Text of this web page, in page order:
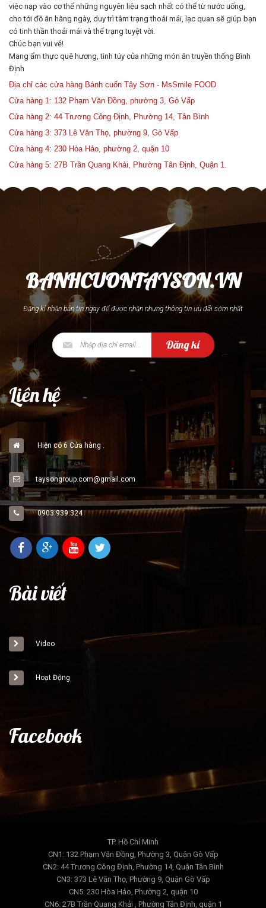
việc nạp vào cơ thể những nguyên liệu sạch nhất có thể từ nước uống,
cho tới đồ ăn hằng ngày, duy trì tâm trạng thoải mái, lạc quan sẽ giúp bạn
có tinh thần thoải mái và thể trạng tuyệt vời.
Chúc bạn vui vẻ!
Mang ẩm thực quê hương, tinh túy của những món ăn truyền thống Bình
Định
Địa chỉ các cửa hàng Bánh cuốn Tây Sơn - MsSmile FOOD
Cửa hàng 1: 132 Phạm Văn Đồng, phường 3, Gò Vấp
Cửa hàng 2: 44 Trương Công Định, Phường 14, Tân Bình
Cửa hàng 3: 373 Lê Văn Thọ, phường 9, Gò Vấp
Cửa hàng 4: 230 Hòa Hảo, phường 2, quận 10
Cửa hàng 5: 27B Trần Quang Khải, Phường Tân Định, Quận 1.
BANHCUONTAYSON.VN
Đăng kí nhận bản tin ngay để được nhận nhưng thông tin ưu đãi sớm nhất
Đăng kí
Liên hệ
Hiện có 6 Cửa hàng .
taysongroup.com@gmail.com
0903.939.324
Bài viết
Video
Hoạt Động
Facebook
TP. Hồ Chí Minh
CN1: 132 Phạm Văn Đồng, Phường 3, Quận Gò Vấp
CN2: 44 Trương Công Định, Phường 14, Quận Tân Bình
CN3: 373 Lê Văn Thọ, Phường 9, Quận Gò Vấp
CN5: 230 Hòa Hảo, Phường 2, quận 10
CN6: 27B Trần Quang Khải , Phường Tân Định, quận 1